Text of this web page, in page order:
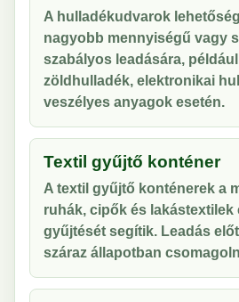
A hulladékudvarok
nagyobb mennyiségű vagy
szabályos leadására,
zöldhulladék, elektronikai
veszélyes anyagok esetén.
Textil gyűjtő konténer
A textil gyűjtő konténerek a
ruhák, cipők és lakástextilek
gyűjtését segítik. Leadás
száraz állapotban